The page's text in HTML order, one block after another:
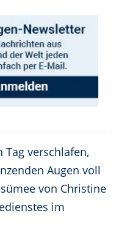
Tag verschlafen,
Augen voll
von Christine
im